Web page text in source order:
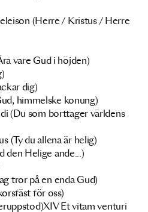
(Herre / Kristus / Herre
vare Gud i höjden)
dig)
himmelske konung)
(Du som borttager världens
(Ty du allena är helig)
den Helige ande...)
tror på en enda Gud)
för oss)
Et vitam venturi